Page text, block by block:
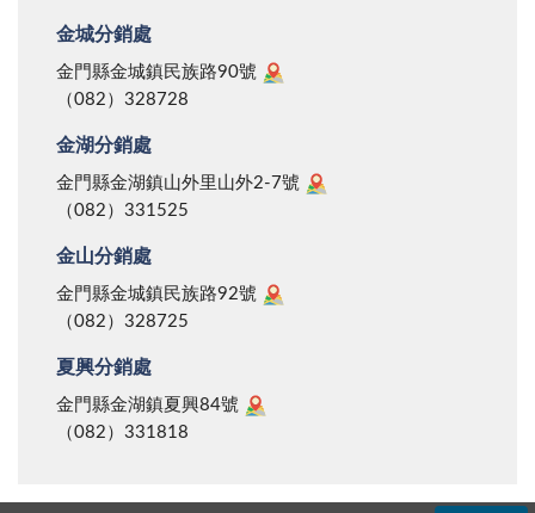
金城分銷處
金門縣金城鎮民族路90號
（082）328728
金湖分銷處
金門縣金湖鎮山外里山外2-7號
（082）331525
金山分銷處
金門縣金城鎮民族路92號
（082）328725
夏興分銷處
金門縣金湖鎮夏興84號
（082）331818